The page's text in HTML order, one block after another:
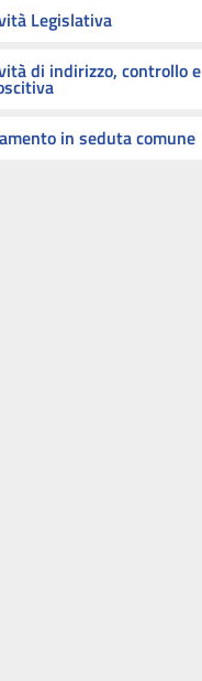
Legislativa
di indirizzo, controllo e
in seduta comune